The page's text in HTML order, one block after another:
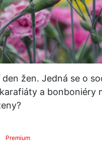
žen. Jedná se o
a bonboniéry
Premium